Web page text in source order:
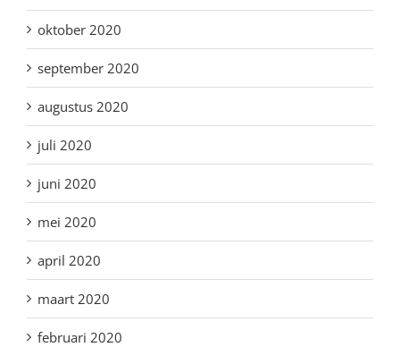
oktober 2020
september 2020
augustus 2020
juli 2020
juni 2020
mei 2020
april 2020
maart 2020
februari 2020